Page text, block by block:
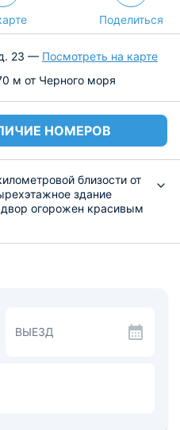
Поделиться
23 — Посмотреть на карте
м от Черного моря
НОМЕРОВ
близости от
здание
огорожен красивым
мини-холодильником,
с вкусным полноценным
постоянно.
ВЫЕЗД